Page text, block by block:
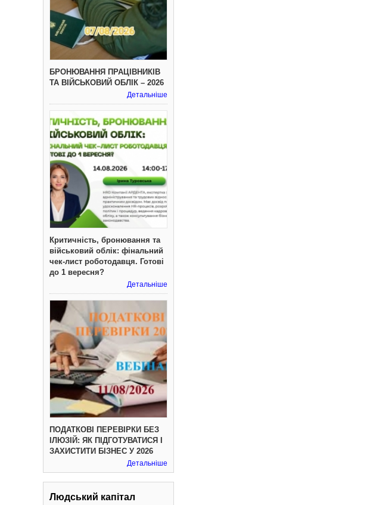
БРОНЮВАННЯ ПРАЦІВНИКІВ
ТА ВІЙСЬКОВИЙ ОБЛІК – 2026
Детальніше
Критичність, бронювання та
військовий облік: фінальний
чек-лист роботодавця. Готові
до 1 вересня?
Детальніше
ПОДАТКОВІ ПЕРЕВІРКИ БЕЗ
ІЛЮЗІЙ: ЯК ПІДГОТУВАТИСЯ І
ЗАХИСТИТИ БІЗНЕС У 2026
Детальніше
Людський капітал